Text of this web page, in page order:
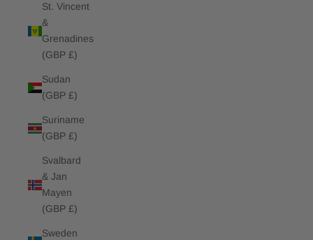
St. Vincent
&
Grenadines
(GBP £)
Sudan
(GBP £)
Suriname
(GBP £)
Svalbard
& Jan
Mayen
(GBP £)
Sweden